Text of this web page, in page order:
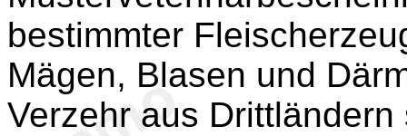
bestimmter
Mägen, Blasen und
Verzehr aus